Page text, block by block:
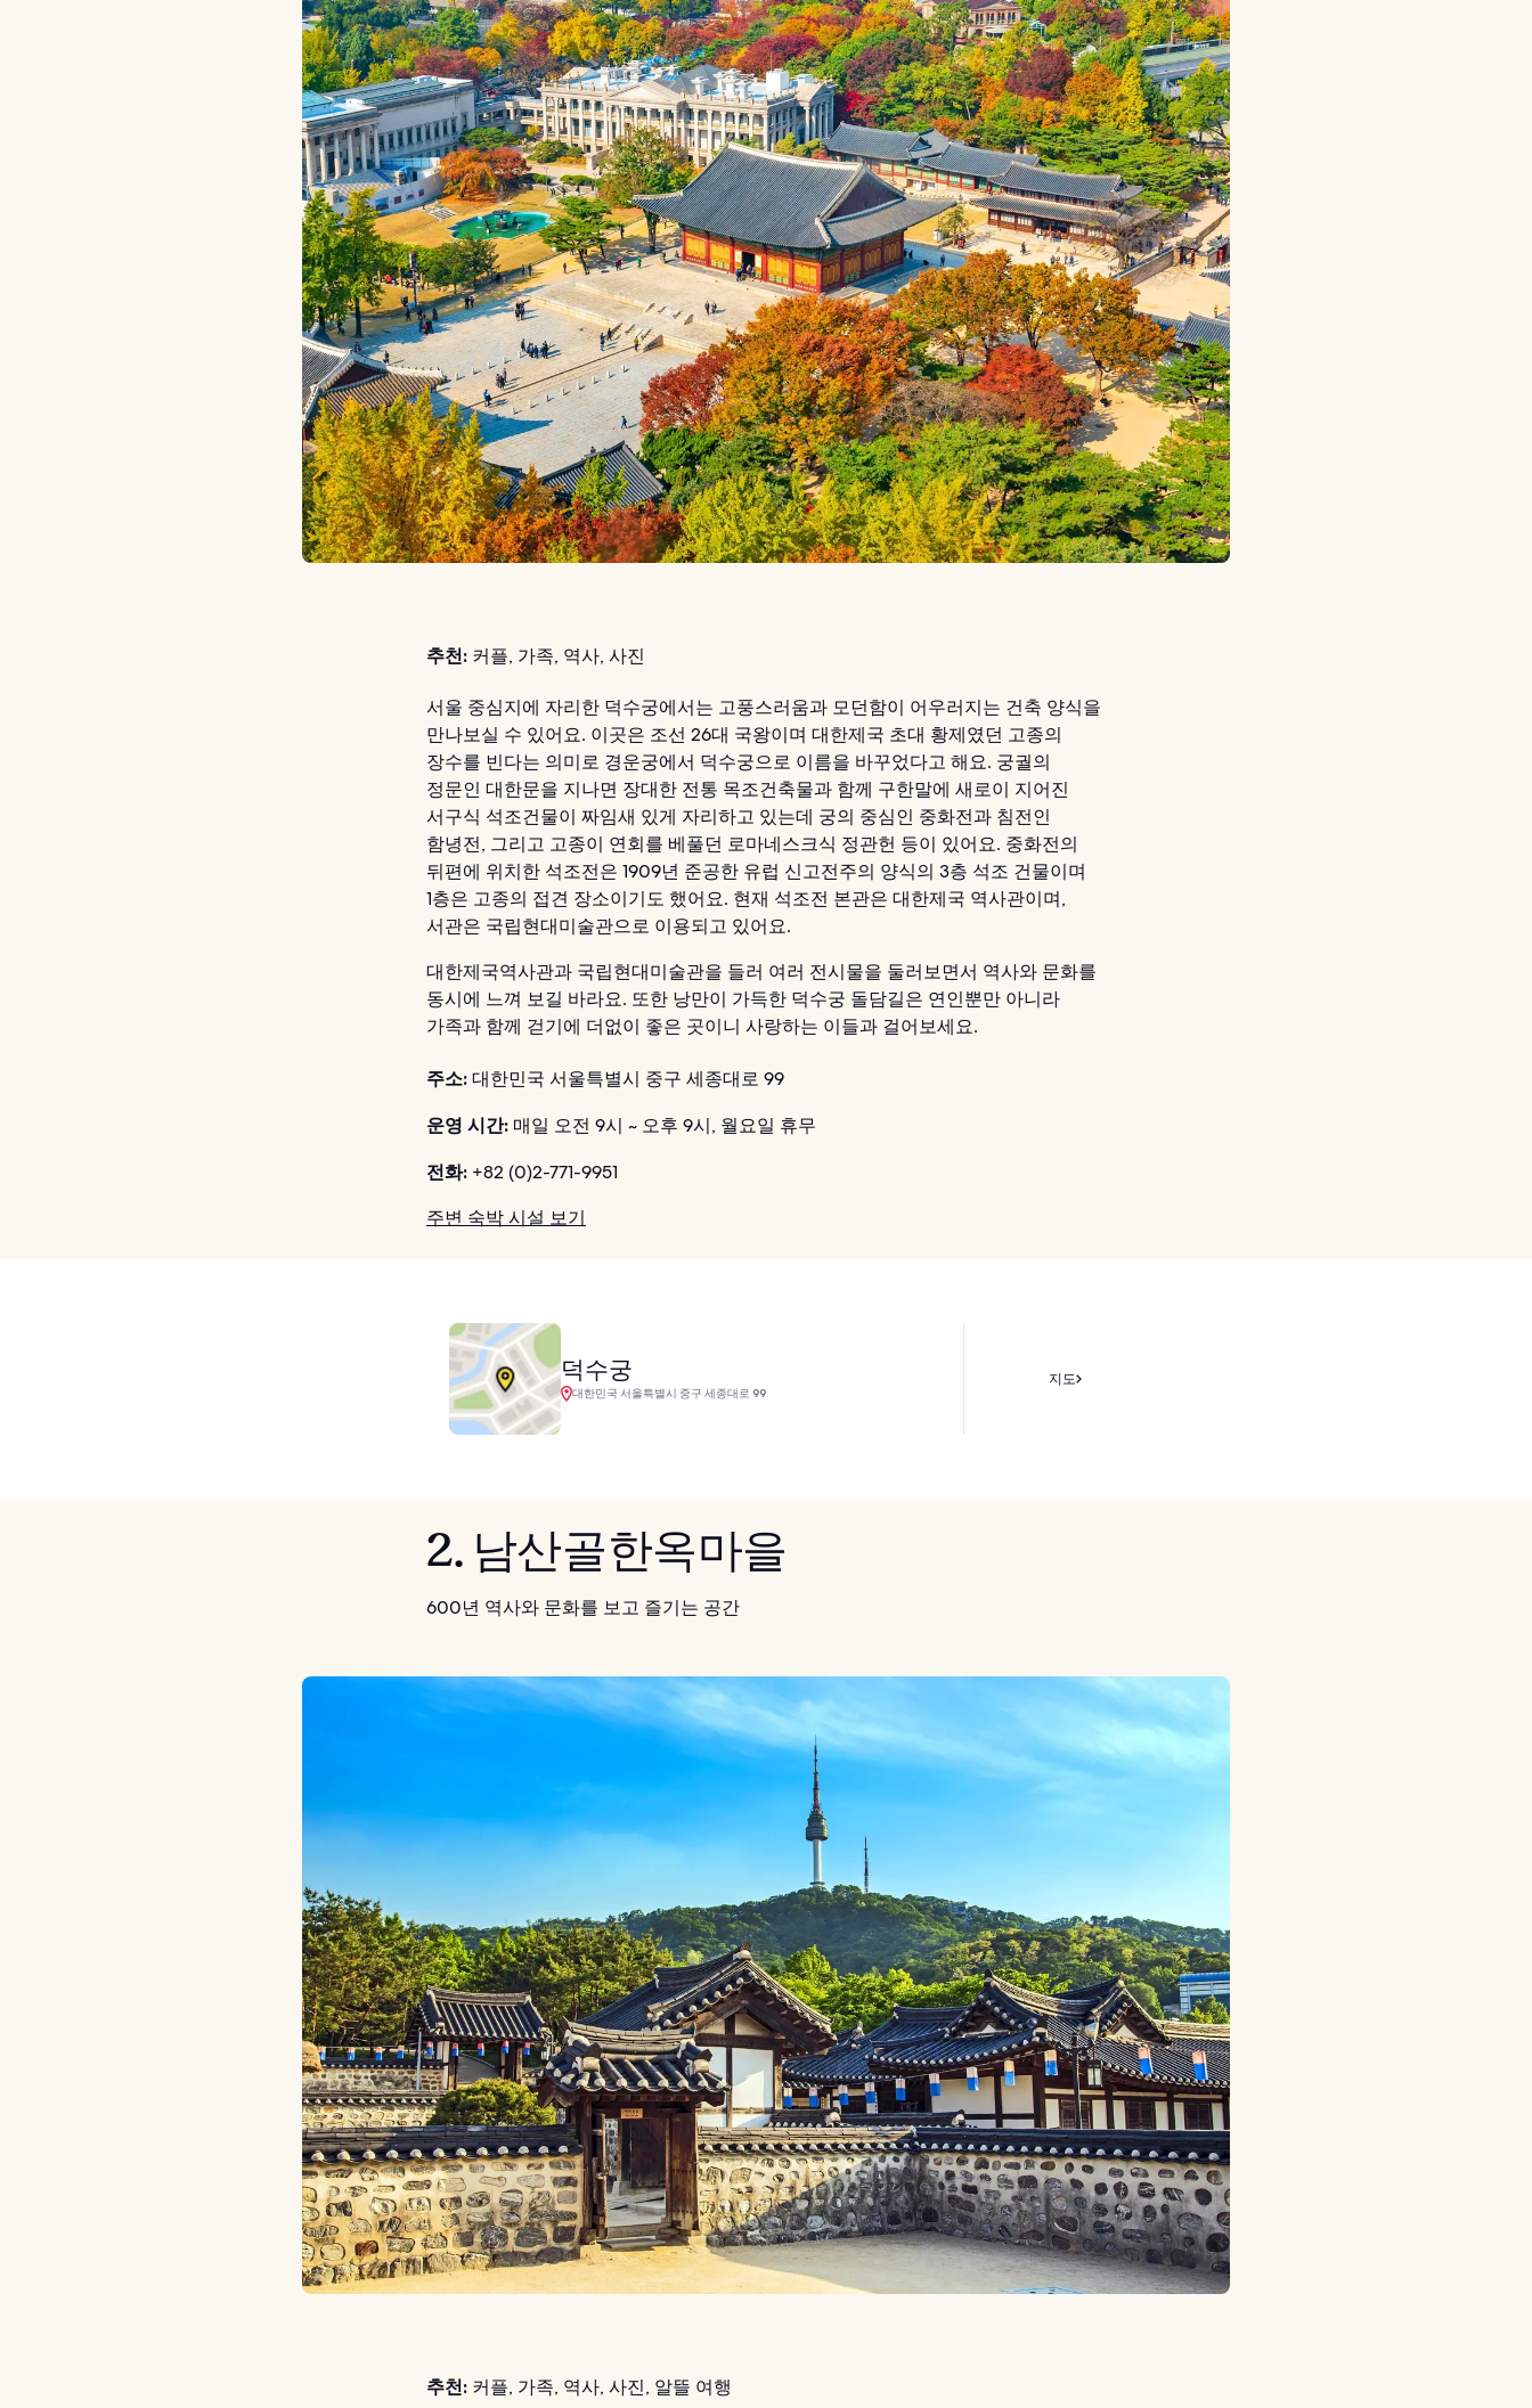
추천: 커플, 가족, 역사, 사진
서울 중심지에 자리한 덕수궁에서는 고풍스러움과 모던함이 어우러지는 건축 양식을
만나보실 수 있어요. 이곳은 조선 26대 국왕이며 대한제국 초대 황제였던 고종의
장수를 빈다는 의미로 경운궁에서 덕수궁으로 이름을 바꾸었다고 해요. 궁궐의
정문인 대한문을 지나면 장대한 전통 목조건축물과 함께 구한말에 새로이 지어진
서구식 석조건물이 짜임새 있게 자리하고 있는데 궁의 중심인 중화전과 침전인
함녕전, 그리고 고종이 연회를 베풀던 로마네스크식 정관헌 등이 있어요. 중화전의
뒤편에 위치한 석조전은 1909년 준공한 유럽 신고전주의 양식의 3층 석조 건물이며
1층은 고종의 접견 장소이기도 했어요. 현재 석조전 본관은 대한제국 역사관이며,
서관은 국립현대미술관으로 이용되고 있어요.
대한제국역사관과 국립현대미술관을 들러 여러 전시물을 둘러보면서 역사와 문화를
동시에 느껴 보길 바라요. 또한 낭만이 가득한 덕수궁 돌담길은 연인뿐만 아니라
가족과 함께 걷기에 더없이 좋은 곳이니 사랑하는 이들과 걸어보세요.
주소: 대한민국 서울특별시 중구 세종대로 99
운영 시간: 매일 오전 9시 ~ 오후 9시, 월요일 휴무
전화: +82 (0)2-771-9951
주변 숙박 시설 보기
덕수궁
대한민국 서울특별시 중구 세종대로 99
지도
2. 남산골한옥마을
600년 역사와 문화를 보고 즐기는 공간
추천: 커플, 가족, 역사, 사진, 알뜰 여행